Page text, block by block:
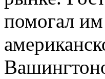
помогал им